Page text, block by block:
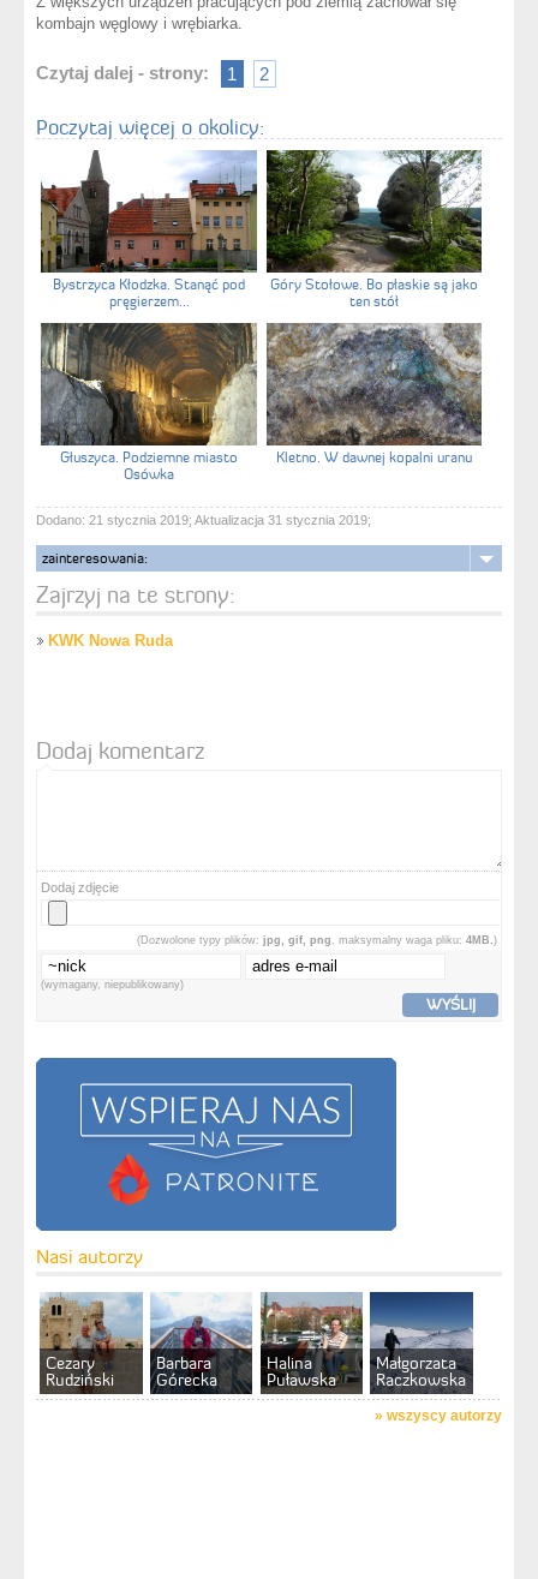
kombajn węglowy i wrębiarka.
Czytaj dalej - strony: 1 2
Poczytaj więcej o okolicy:
Bystrzyca Kłodzka. Stanąć pod
pręgierzem...
Góry Stołowe. Bo płaskie są jako
ten stół
Głuszyca. Podziemne miasto
Osówka
Kletno. W dawnej kopalni uranu
Dodano: 21 stycznia 2019; Aktualizacja 31 stycznia 2019;
zainteresowania:
Zajrzyj na te strony:
KWK Nowa Ruda
Dodaj komentarz
Dodaj zdjęcie
(Dozwolone typy plików: jpg, gif, png , maksymalny waga pliku: 4MB. )
(wymagany, niepublikowany)
WYŚLIJ
Nasi autorzy
Cezary
Rudziński
Barbara
Górecka
Halina
Puławska
Małgorzata
Raczkowska
» wszyscy autorzy